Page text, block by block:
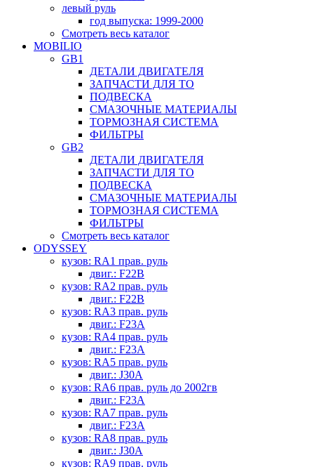
левый руль
год выпуска: 1999-2000
Смотреть весь каталог
MOBILIO
GB1
ДЕТАЛИ ДВИГАТЕЛЯ
ЗАПЧАСТИ ДЛЯ ТО
ПОДВЕСКА
СМАЗОЧНЫЕ МАТЕРИАЛЫ
ТОРМОЗНАЯ СИСТЕМА
ФИЛЬТРЫ
GB2
ДЕТАЛИ ДВИГАТЕЛЯ
ЗАПЧАСТИ ДЛЯ ТО
ПОДВЕСКА
СМАЗОЧНЫЕ МАТЕРИАЛЫ
ТОРМОЗНАЯ СИСТЕМА
ФИЛЬТРЫ
Смотреть весь каталог
ODYSSEY
кузов: RA1 прав. руль
двиг.: F22B
кузов: RA2 прав. руль
двиг.: F22B
кузов: RA3 прав. руль
двиг.: F23A
кузов: RA4 прав. руль
двиг.: F23A
кузов: RA5 прав. руль
двиг.: J30A
кузов: RA6 прав. руль до 2002гв
двиг.: F23A
кузов: RA7 прав. руль
двиг.: F23A
кузов: RA8 прав. руль
двиг.: J30A
кузов: RA9 прав. руль